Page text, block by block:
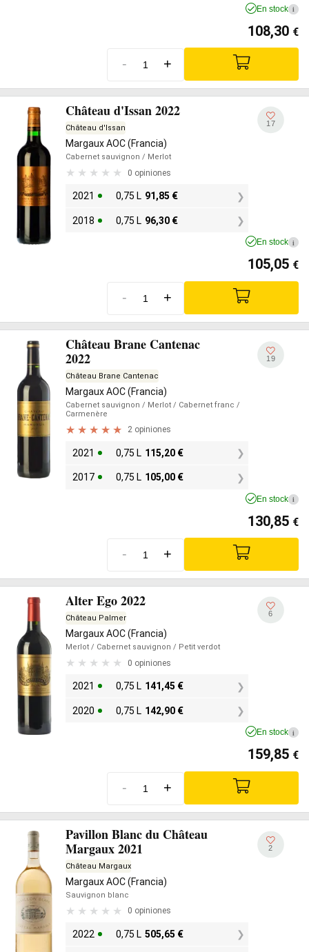
En stock i
108,30 €
- +
Château d'Issan 2022
Château d'Issan
Margaux AOC (Francia)
Cabernet sauvignon / Merlot
0 opiniones
2021 0,75 L 91,85 €
2018 0,75 L 96,30 €
17
En stock i
105,05 €
- +
Château Brane Cantenac
2022
Château Brane Cantenac
Margaux AOC (Francia)
Cabernet sauvignon / Merlot / Cabernet franc /
Carmenère
2 opiniones
2021 0,75 L 115,20 €
2017 0,75 L 105,00 €
19
En stock i
130,85 €
- +
Alter Ego 2022
Château Palmer
Margaux AOC (Francia)
Merlot / Cabernet sauvignon / Petit verdot
0 opiniones
2021 0,75 L 141,45 €
2020 0,75 L 142,90 €
6
En stock i
159,85 €
- +
Pavillon Blanc du Château
Margaux 2021
Château Margaux
Margaux AOC (Francia)
Sauvignon blanc
0 opiniones
2022 0,75 L 505,65 €
2